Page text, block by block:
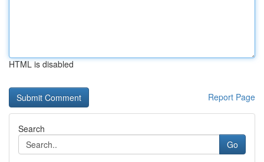
HTML is disabled
Report Page
Search
Go